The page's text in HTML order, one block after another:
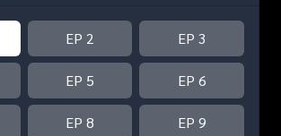
EP 2 EP 3
EP 5 EP 6
EP 8 EP 9